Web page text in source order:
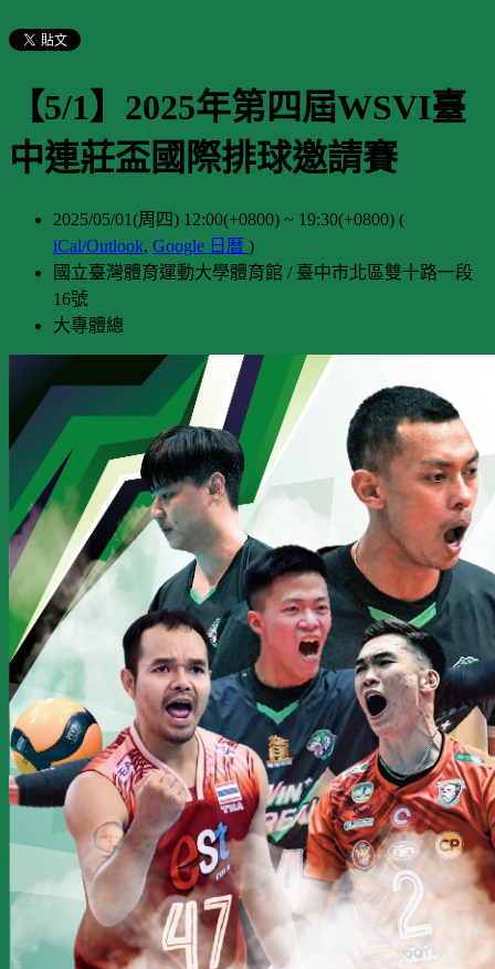
【5/1】2025年第四屆WSVI臺
中連莊盃國際排球邀請賽
2025/05/01(周四) 12:00(+0800) ~ 19:30(+0800) (
iCal/Outlook, Google 日曆 )
國立臺灣體育運動大學體育館 / 臺中市北區雙十路一段
16號
大專體總